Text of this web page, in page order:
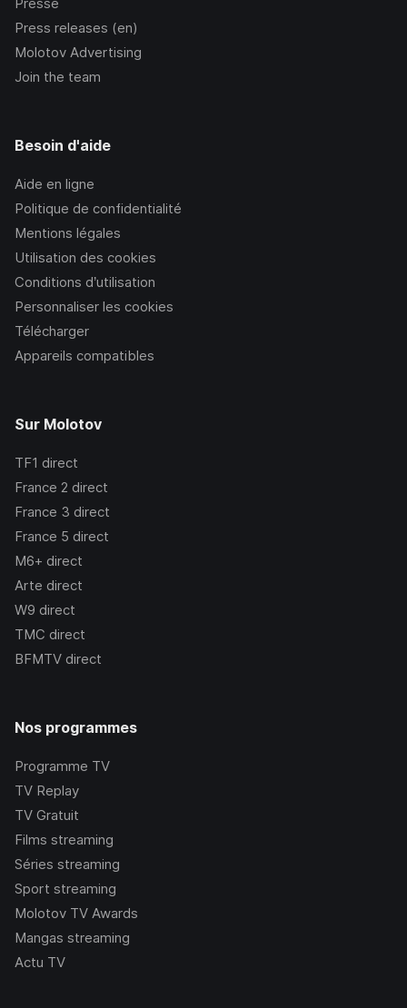
Press releases (en)
Molotov Advertising
Join the team
Besoin d'aide
Aide en ligne
Politique de confidentialité
Mentions légales
Utilisation des cookies
Conditions d’utilisation
Personnaliser les cookies
Télécharger
Appareils compatibles
Sur Molotov
TF1 direct
France 2 direct
France 3 direct
France 5 direct
M6+ direct
Arte direct
W9 direct
TMC direct
BFMTV direct
Nos programmes
Programme TV
TV Replay
TV Gratuit
Films streaming
Séries streaming
Sport streaming
Molotov TV Awards
Mangas streaming
Actu TV